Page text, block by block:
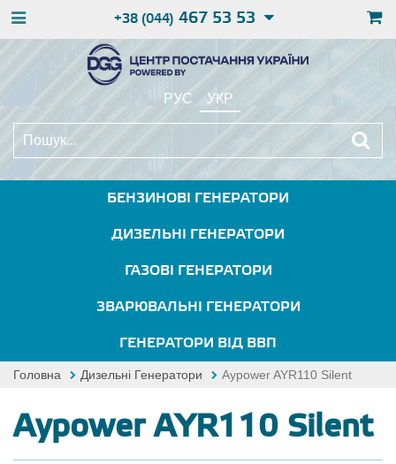
+38 (044) 467 53 53
РУС УКР
БЕНЗИНОВІ ГЕНЕРАТОРИ
ДИЗЕЛЬНІ ГЕНЕРАТОРИ
ГАЗОВІ ГЕНЕРАТОРИ
ЗВАРЮВАЛЬНІ ГЕНЕРАТОРИ
ГЕНЕРАТОРИ ВІД ВВП
Головна Дизельні Генератори Aypower AYR110 Silent
Aypower AYR110 Silent